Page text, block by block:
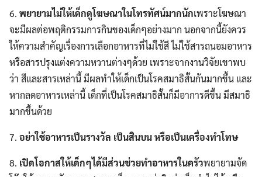
6. พยายามไม่ให้เด็กดูโฆษณาในโทรทัศน์มากนักเพราะโฆษณา
จะมีผลต่อพฤติกรรมการกินของเด็กๆอย่างมาก นอกจากนี้ยังควร
ให้ความสำคัญเรื่องการเลือกอาหารที่ไม่ใช้สี ไม่ใช้สารถนอมอาหาร
หรือสารปรุงแต่งความหวานต่างๆด้วย เพราะจากงานวิจัยเขาพบ
ว่า สีและสารเหล่านี้ มีผลทำให้เด็กเป็นโรคสมาธิสั้นกันมากขึ้น และ
หากลดอาหารเหล่านี้ เด็กที่เป็นโรคสมาธิสั้นก็มีอาการดีขึ้น มีสมาธิ
มากขึ้นด้วย
7. อย่าใช้อาหารเป็นรางวัล เป็นสินบน หรือเป็นเครื่องทำโทษ
8. เปิดโอกาสให้เด็กๆได้มีส่วนช่วยทำอาหารในครัวพยายามจัด